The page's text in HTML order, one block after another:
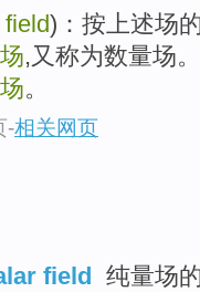
)：按上述场
,又称为数量场
。
-相关网页
field 纯量场